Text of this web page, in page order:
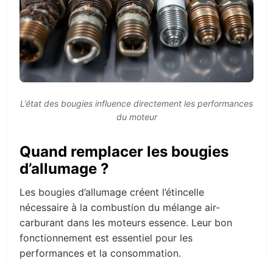
L’état des bougies influence directement les performances
du moteur
Quand remplacer les bougies
d’allumage ?
Les bougies d’allumage créent l’étincelle
nécessaire à la combustion du mélange air-
carburant dans les moteurs essence. Leur bon
fonctionnement est essentiel pour les
performances et la consommation.